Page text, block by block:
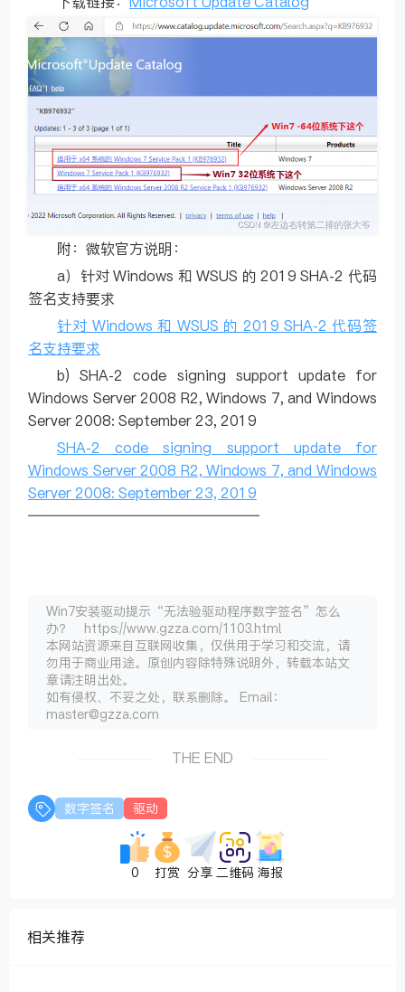
附：微软官方说明：
a）针对 Windows 和 WSUS 的 2019 SHA-2 代码
签名支持要求
针对 Windows 和 WSUS 的 2019 SHA-2 代码签
名支持要求
b) SHA-2 code signing support update for
Windows Server 2008 R2, Windows 7, and Windows
Server 2008: September 23, 2019
SHA-2 code signing support update for
Windows Server 2008 R2, Windows 7, and Windows
Server 2008: September 23, 2019
————————————————
Win7安装驱动提示“无法验驱动程序数字签名”怎么
办？ https://www.gzza.com/1103.html
本网站资源来自互联网收集，仅供用于学习和交流，请
勿用于商业用途。原创内容除特殊说明外，转载本站文
章请注明出处。
如有侵权、不妥之处，联系删除。 Email：
master@gzza.com
THE END
数字签名 驱动
0 打赏 分享 二维码 海报
相关推荐